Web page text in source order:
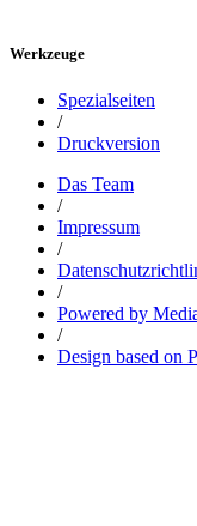
Werkzeuge
Spezialseiten
/
Druckversion
Das Team
/
Impressum
/
/
Powered by
/
Design based on